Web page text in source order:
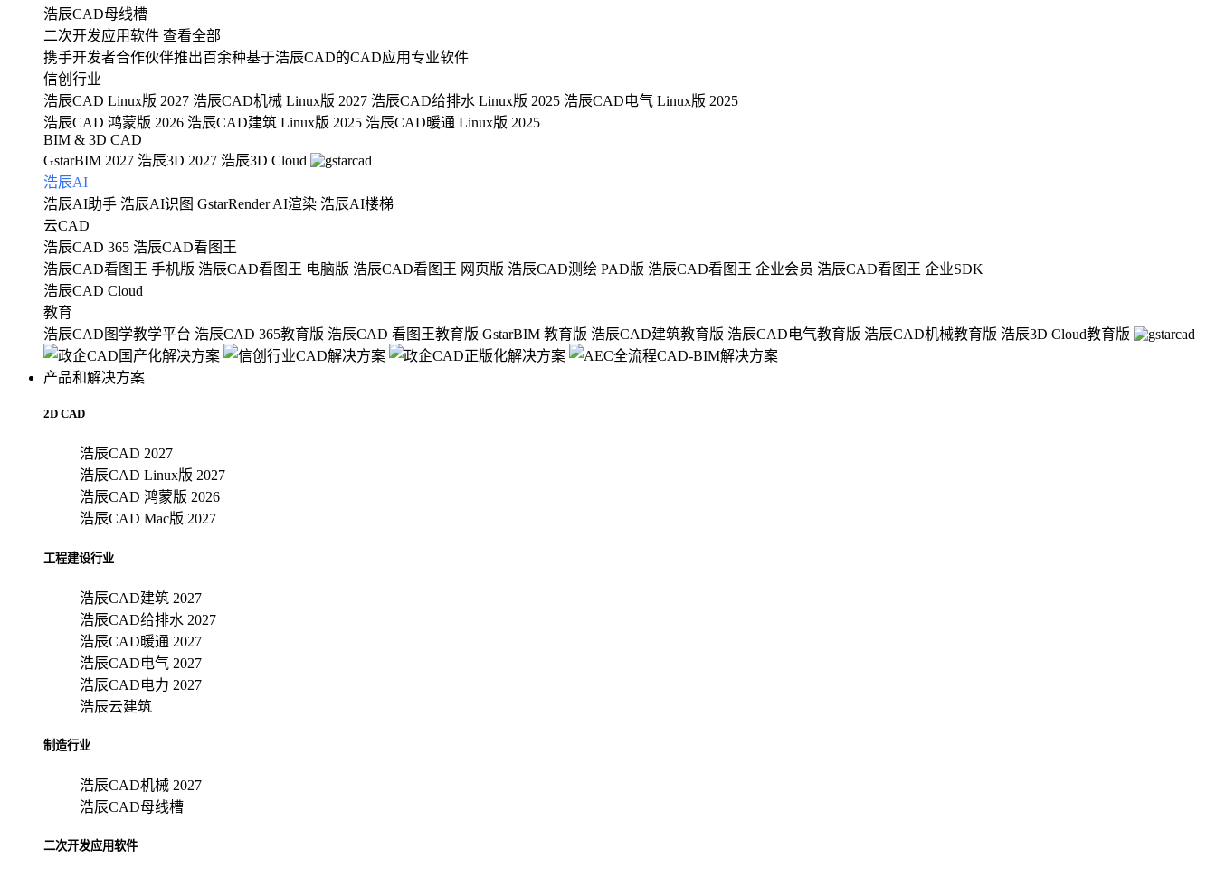
浩辰CAD母线槽
二次开发应用软件 查看全部
携手开发者合作伙伴推出百余种基于浩辰CAD的CAD应用专业软件
信创行业
浩辰CAD Linux版 2027 浩辰CAD机械 Linux版 2027 浩辰CAD给排水 Linux版 2025 浩辰CAD电气 Linux版 2025
浩辰CAD 鸿蒙版 2026 浩辰CAD建筑 Linux版 2025 浩辰CAD暖通 Linux版 2025
BIM & 3D CAD
GstarBIM 2027 浩辰3D 2027 浩辰3D Cloud
浩辰AI
浩辰AI助手 浩辰AI识图 GstarRender AI渲染 浩辰AI楼梯
云CAD
浩辰CAD 365 浩辰CAD看图王
浩辰CAD看图王 手机版 浩辰CAD看图王 电脑版 浩辰CAD看图王 网页版 浩辰CAD测绘 PAD版 浩辰CAD看图王 企业会员 浩辰CAD看图王 企业SDK
浩辰CAD Cloud
教育
浩辰CAD图学教学平台 浩辰CAD 365教育版 浩辰CAD 看图王教育版 GstarBIM 教育版 浩辰CAD建筑教育版 浩辰CAD电气教育版 浩辰CAD机械教育版 浩辰3D Cloud教育版
产品和解决方案
2D CAD
浩辰CAD 2027
浩辰CAD Linux版 2027
浩辰CAD 鸿蒙版 2026
浩辰CAD Mac版 2027
工程建设行业
浩辰CAD建筑 2027
浩辰CAD给排水 2027
浩辰CAD暖通 2027
浩辰CAD电气 2027
浩辰CAD电力 2027
浩辰云建筑
制造行业
浩辰CAD机械 2027
浩辰CAD母线槽
二次开发应用软件